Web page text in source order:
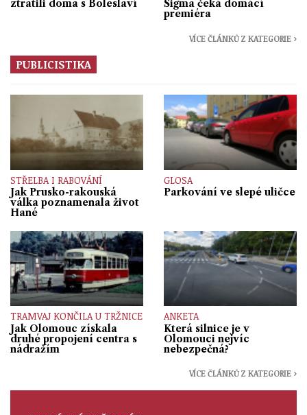
ztratili doma s Boleslaví
Sigma čeká domácí
premiéra
VÍCE ČLÁNKŮ Z KATEGORIE ›
PUBLICISTIKA
STŘELBA I RABOVÁNÍ
Jak Prusko-rakouská
válka poznamenala život
Hané
GLOSA
Parkování ve slepé uličce
TRAMVAJ KONČILA U TRŽNICE
Jak Olomouc získala
druhé propojení centra s
nádražím
ANKETA
Která silnice je v
Olomouci nejvíc
nebezpečná?
VÍCE ČLÁNKŮ Z KATEGORIE ›